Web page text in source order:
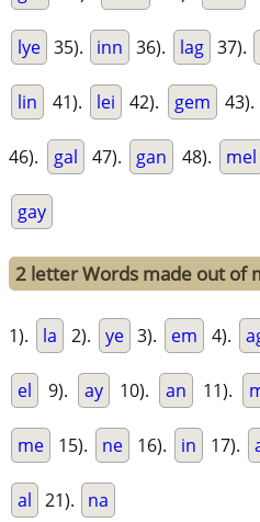
lye 35). inn 36). lag 37).
lin 41). lei 42). gem 43).
46). gal 47). gan 48). mel
gay
2 letter Words made out of
1). la 2). ye 3). em 4).
el 9). ay 10). an 11).
me 15). ne 16). in 17).
al 21). na